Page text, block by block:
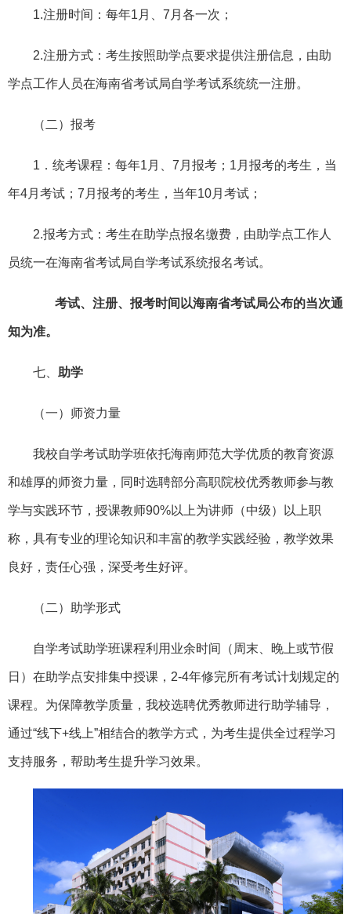
1.注册时间：每年1月、7月各一次；
2.注册方式：考生按照助学点要求提供注册信息，由助
学点工作人员在海南省考试局自学考试系统统一注册。
（二）报考
1．统考课程：每年1月、7月报考；1月报考的考生，当
年4月考试；7月报考的考生，当年10月考试；
2.报考方式：考生在助学点报名缴费，由助学点工作人
员统一在海南省考试局自学考试系统报名考试。
考试、注册、报考时间以海南省考试局公布的当次通
知为准。
七、 助学
（一）师资力量
我校自学考试助学班依托海南师范大学优质的教育资源
和雄厚的师资力量，同时选聘部分高职院校优秀教师参与教
学与实践环节，授课教师90%以上为讲师（中级）以上职
称，具有专业的理论知识和丰富的教学实践经验，教学效果
良好，责任心强，深受考生好评。
（二）助学形式
自学考试助学班课程利用业余时间（周末、晚上或节假
日）在助学点安排集中授课，2-4年修完所有考试计划规定的
课程。为保障教学质量，我校选聘优秀教师进行助学辅导，
通过“线下+线上”相结合的教学方式，为考生提供全过程学习
支持服务，帮助考生提升学习效果。